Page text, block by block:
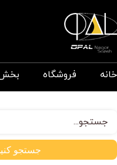
خانه فروشگاه
جستجو